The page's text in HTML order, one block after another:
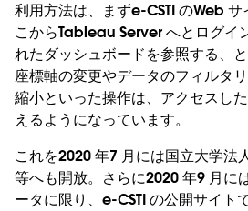
利用方法は、まずe-CSTI のWeb
こからTableau Server へとログイ
れたダッシュボードを参照する、
座標軸の変更やデータのフィルタ
縮小といった操作は、アクセスし
えるようになっています。
これを2020 年7 月には国立大学法
等へも開放。さらに2020 年9 月に
ータに限り、e-CSTI の公開サイト